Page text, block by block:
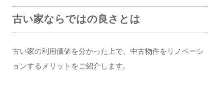
古い家ならではの良さとは
古い家の利用価値を分かった上で、中古物件をリノベーシ
ョンするメリットをご紹介します。